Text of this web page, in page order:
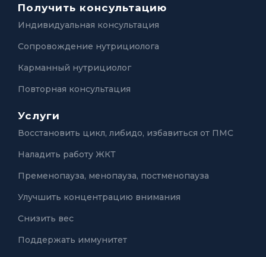
Получить консультацию
Индивидуальная консультация
Сопровождение нутрициолога
Карманный нутрициолог
Повторная консультация
Услуги
Восстановить цикл, либидо, избавиться от ПМС
Наладить работу ЖКТ
Пременопауза, менопауза, постменопауза
Улучшить концентрацию внимания
Снизить вес
Поддержать иммунитет